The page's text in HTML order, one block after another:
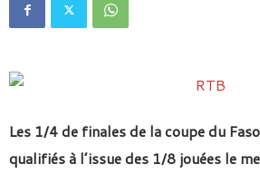
Les 1/4 de finales de la coupe du
qualifiés à l’issue des 1/8 jouées le